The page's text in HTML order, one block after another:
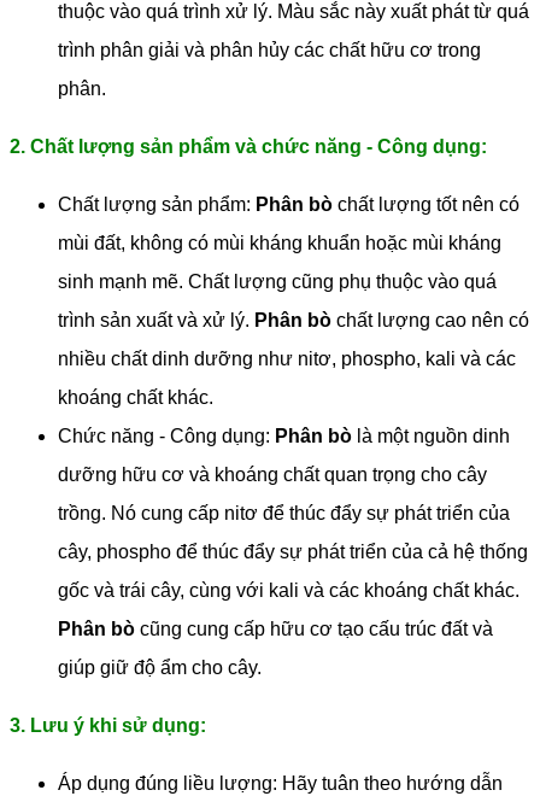
thuộc vào quá trình xử lý. Màu sắc này xuất phát từ quá
trình phân giải và phân hủy các chất hữu cơ trong
phân.
2. Chất lượng sản phẩm và chức năng - Công dụng:
Chất lượng sản phẩm: Phân bò chất lượng tốt nên có
mùi đất, không có mùi kháng khuẩn hoặc mùi kháng
sinh mạnh mẽ. Chất lượng cũng phụ thuộc vào quá
trình sản xuất và xử lý. Phân bò chất lượng cao nên có
nhiều chất dinh dưỡng như nitơ, phospho, kali và các
khoáng chất khác.
Chức năng - Công dụng: Phân bò là một nguồn dinh
dưỡng hữu cơ và khoáng chất quan trọng cho cây
trồng. Nó cung cấp nitơ để thúc đẩy sự phát triển của
cây, phospho để thúc đẩy sự phát triển của cả hệ thống
gốc và trái cây, cùng với kali và các khoáng chất khác.
Phân bò cũng cung cấp hữu cơ tạo cấu trúc đất và
giúp giữ độ ẩm cho cây.
3. Lưu ý khi sử dụng:
Áp dụng đúng liều lượng: Hãy tuân theo hướng dẫn